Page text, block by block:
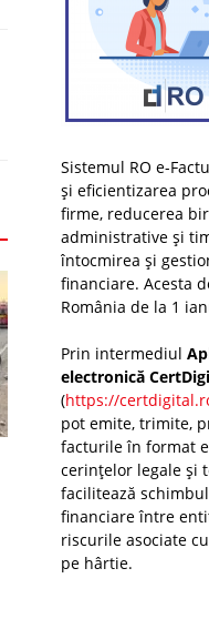
Sistemul RO e-
și eficientizarea
firme, reducerea
administrative și
întocmirea și
financiare. Acesta
România de la 1
Prin intermediul
electronică
(https://
pot emite, trimite,
facturile în format
cerințelor legale și
facilitează
financiare între
riscurile asociate
pe hârtie.